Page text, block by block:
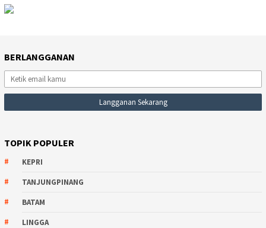
BERLANGGANAN
TOPIK POPULER
KEPRI
TANJUNGPINANG
BATAM
LINGGA